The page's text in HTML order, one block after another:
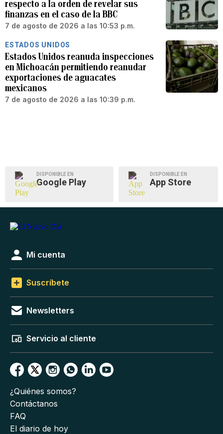
respecto a la orden de revelar sus
finanzas en el caso de la BBC
7 de agosto de 2026 a las 10:53 p.m.
ESTADOS UNIDOS
Estados Unidos reanuda inspecciones
en Michoacán permitiendo reanudar
exportaciones de aguacates
mexicanos
7 de agosto de 2026 a las 10:39 p.m.
DISPONIBLE EN
Google Play
DISPONIBLE EN
App Store
Mi cuenta
Suscríbete
Newsletters
Servicio al cliente
¿Quiénes somos?
Contáctanos
FAQ
El diario de hoy